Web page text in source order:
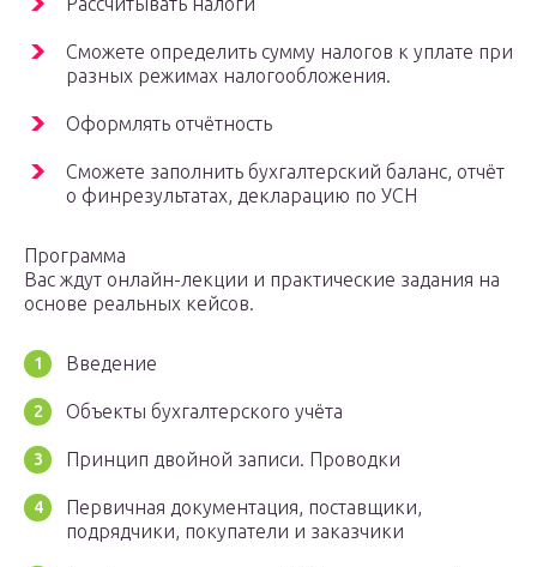
Сможете определить сумму налогов к уплате при
разных режимах налогообложения.
Оформлять отчётность
Сможете заполнить бухгалтерский баланс, отчёт
о финрезультатах, декларацию по УСН
Программа
Вас ждут онлайн-лекции и практические задания на
основе реальных кейсов.
Введение
Объекты бухгалтерского учёта
Принцип двойной записи. Проводки
Первичная документация, поставщики,
подрядчики, покупатели и заказчики